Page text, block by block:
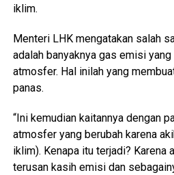
iklim.
Menteri LHK mengatakan salah
adalah banyaknya gas emisi
atmosfer. Hal inilah yang
panas.
“Ini kemudian kaitannya dengan
atmosfer yang berubah karena
iklim). Kenapa itu terjadi? Karena
terusan kasih emisi dan